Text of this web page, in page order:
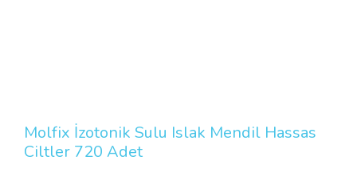
Molfix İzotonik Sulu Islak Mendil Hassas
Ciltler 720 Adet